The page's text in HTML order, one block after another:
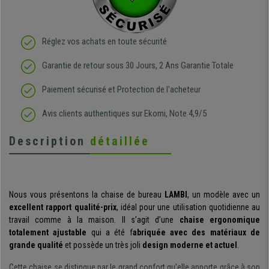
Réglez vos achats en toute sécurité
Garantie de retour sous 30 Jours, 2 Ans Garantie Totale
Paiement sécurisé et Protection de l'acheteur
Avis clients authentiques sur Ekomi, Note 4,9/5
Description détaillée
Nous vous présentons la chaise de bureau LAMBI , un modèle avec un
excellent rapport qualité-prix, idéal pour une utilisation quotidienne au
travail comme à la maison. Il s’agit d’une chaise ergonomique
totalement ajustable qui a été fabriquée avec des matériaux de
grande qualité et possède un très joli design moderne et actuel .